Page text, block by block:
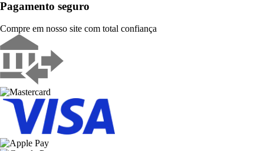
Pagamento seguro
Compre em nosso site com total confiança